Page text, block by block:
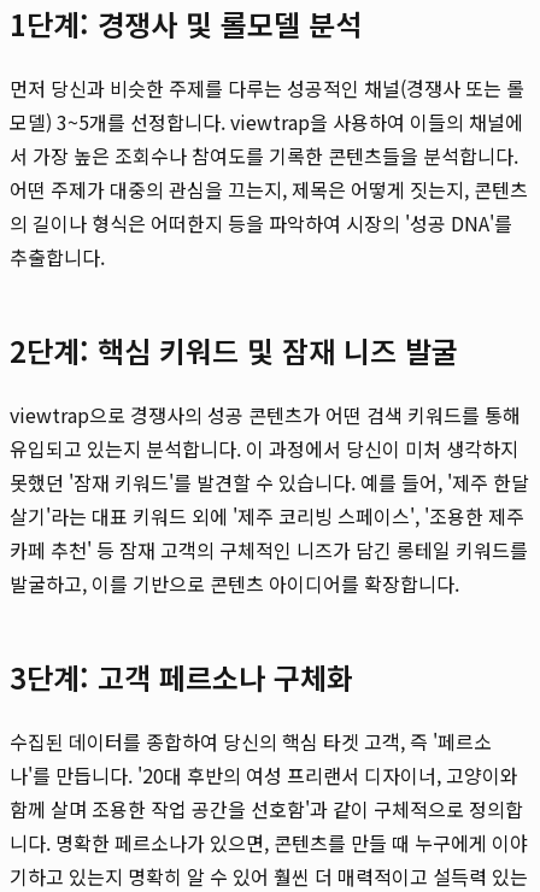
1단계: 경쟁사 및 롤모델 분석
먼저 당신과 비슷한 주제를 다루는 성공적인 채널(경쟁사 또는 롤
모델) 3~5개를 선정합니다. viewtrap을 사용하여 이들의 채널에
서 가장 높은 조회수나 참여도를 기록한 콘텐츠들을 분석합니다.
어떤 주제가 대중의 관심을 끄는지, 제목은 어떻게 짓는지, 콘텐츠
의 길이나 형식은 어떠한지 등을 파악하여 시장의 '성공 DNA'를
추출합니다.
2단계: 핵심 키워드 및 잠재 니즈 발굴
viewtrap으로 경쟁사의 성공 콘텐츠가 어떤 검색 키워드를 통해
유입되고 있는지 분석합니다. 이 과정에서 당신이 미처 생각하지
못했던 '잠재 키워드'를 발견할 수 있습니다. 예를 들어, '제주 한달
살기'라는 대표 키워드 외에 '제주 코리빙 스페이스', '조용한 제주
카페 추천' 등 잠재 고객의 구체적인 니즈가 담긴 롱테일 키워드를
발굴하고, 이를 기반으로 콘텐츠 아이디어를 확장합니다.
3단계: 고객 페르소나 구체화
수집된 데이터를 종합하여 당신의 핵심 타겟 고객, 즉 '페르소
나'를 만듭니다. '20대 후반의 여성 프리랜서 디자이너, 고양이와
함께 살며 조용한 작업 공간을 선호함'과 같이 구체적으로 정의합
니다. 명확한 페르소나가 있으면, 콘텐츠를 만들 때 누구에게 이야
기하고 있는지 명확히 알 수 있어 훨씬 더 매력적이고 설득력 있는